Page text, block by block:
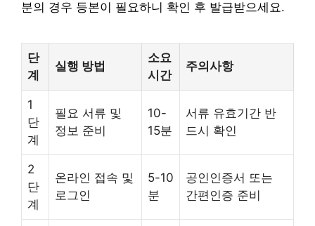
분의 경우 등본이 필요하니 확인 후 발급받으세요.
단
계
실행 방법
소요
시간
주의사항
1
단
계
필요 서류 및
정보 준비
10-
15분
서류 유효기간 반
드시 확인
2
단
계
온라인 접속 및
로그인
5-10
분
공인인증서 또는
간편인증 준비